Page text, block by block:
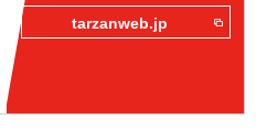
tarzanweb.jp